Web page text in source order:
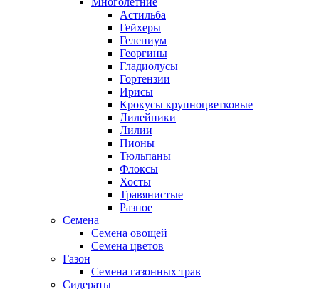
Астильба
Гейхеры
Гелениум
Георгины
Гладиолусы
Гортензии
Ирисы
Крокусы крупноцветковые
Лилейники
Лилии
Пионы
Тюльпаны
Флоксы
Хосты
Травянистые
Разное
Семена
Семена овощей
Семена цветов
Газон
Семена газонных трав
Сидераты